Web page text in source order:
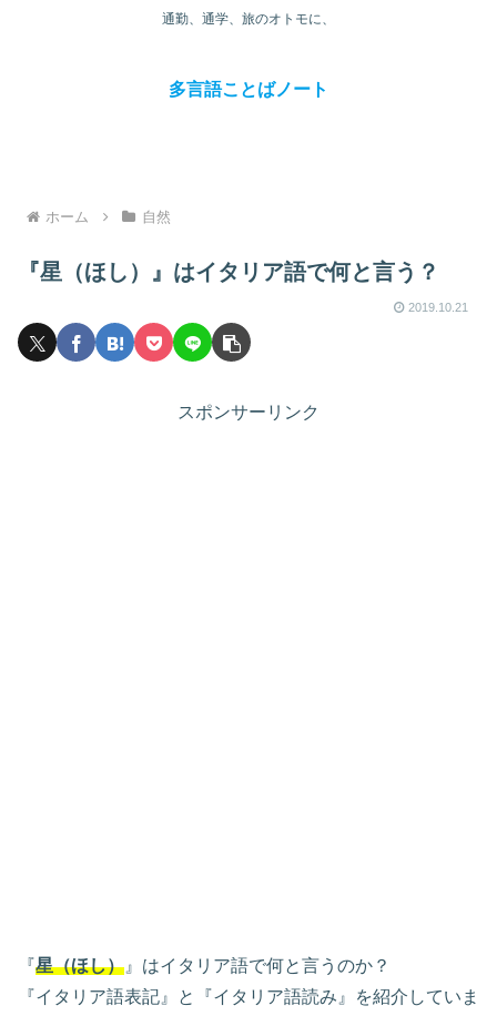
通勤、通学、旅のオトモに、
多言語ことばノート
ホーム 自然
『星（ほし）』はイタリア語で何と言う？
2019.10.21
スポンサーリンク
『星（ほし） 』はイタリア語で何と言うのか？
『イタリア語表記』と『イタリア語読み』を紹介していま